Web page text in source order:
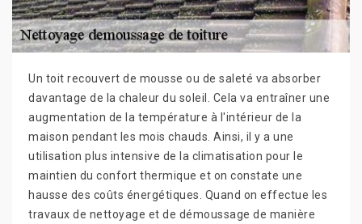
Un toit recouvert de mousse ou de saleté va absorber
davantage de la chaleur du soleil. Cela va entraîner une
augmentation de la température à l'intérieur de la
maison pendant les mois chauds. Ainsi, il y a une
utilisation plus intensive de la climatisation pour le
maintien du confort thermique et on constate une
hausse des coûts énergétiques. Quand on effectue les
travaux de nettoyage et de démoussage de manière